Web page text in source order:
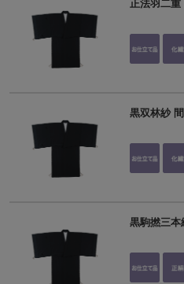
正法羽二重
黒双林紗
黒駒撚三本